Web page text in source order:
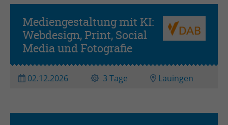
Mediengestaltung mit KI:
Webdesign, Print, Social
Media und Fotografie
02.12.2026 3 Tage Lauingen